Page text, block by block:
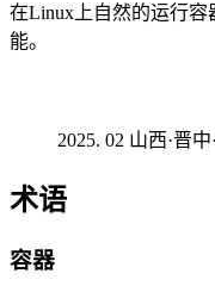
在Linux上自然的运行
能。
02 山西·晋中
术语
容器